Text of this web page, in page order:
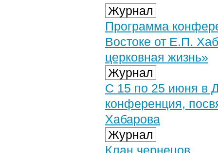
Журнал
Программа
Востоке от Е.П.
церковная жизнь»
Журнал
C 15 по 25 июня в
конференция,
Хабарова
Журнал
Клан чернецов